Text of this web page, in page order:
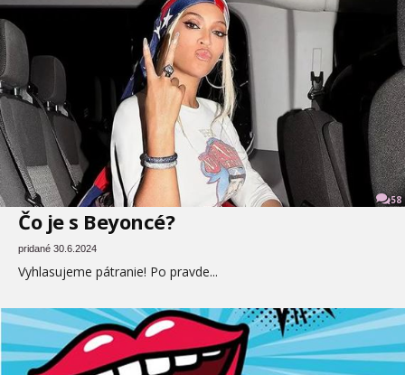
58
Čo je s Beyoncé?
pridané 30.6.2024
Vyhlasujeme pátranie! Po pravde...